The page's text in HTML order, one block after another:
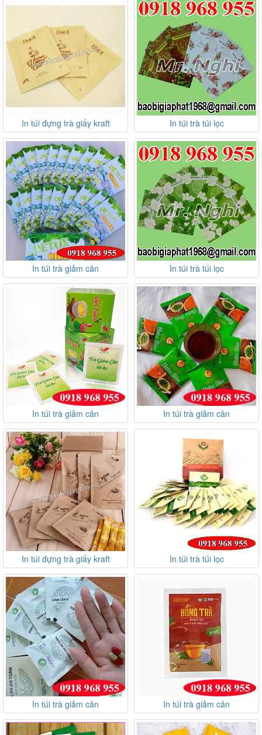
In túi đựng trà giấy kraft In túi trà túi lọc
In túi trà giảm cân In túi trà túi lọc
In túi trà giảm cân In túi trà giảm cân
In túi đựng trà giấy kraft In túi trà túi lọc
In túi trà giảm cân In túi trà giảm cân